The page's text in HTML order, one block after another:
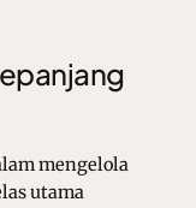
mengelola
utama